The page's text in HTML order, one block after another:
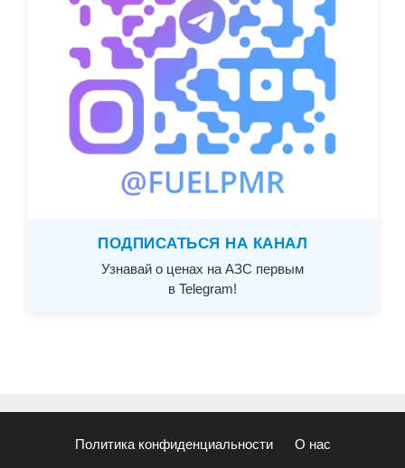
ПОДПИСАТЬСЯ НА КАНАЛ
Узнавай о ценах на АЗС первым
в Telegram!
Политика конфиденциальности О нас